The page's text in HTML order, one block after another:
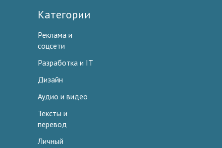
Категории
Реклама и
соцсети
Разработка и IT
Дизайн
Аудио и видео
Тексты и
перевод
Личный